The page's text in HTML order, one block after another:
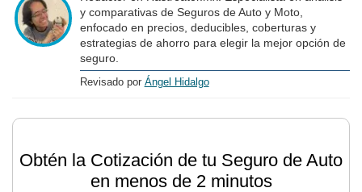
y comparativas de Seguros de Auto y Moto,
enfocado en precios, deducibles, coberturas y
estrategias de ahorro para elegir la mejor opción de
seguro.
Revisado por Ángel Hidalgo
Obtén la Cotización de tu Seguro de Auto
en menos de 2 minutos